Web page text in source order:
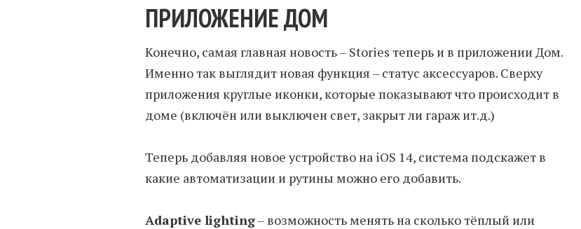
ПРИЛОЖЕНИЕ ДОМ
Конечно, самая главная новость – Stories теперь и в приложении Дом.
Именно так выглядит новая функция – статус аксессуаров. Сверху
приложения круглые иконки, которые показывают что происходит в
доме (включён или выключен свет, закрыт ли гараж ит.д.)
Теперь добавляя новое устройство на iOS 14, система подскажет в
какие автоматизации и рутины можно его добавить.
Adaptive lighting– возможность менять на сколько тёплый или